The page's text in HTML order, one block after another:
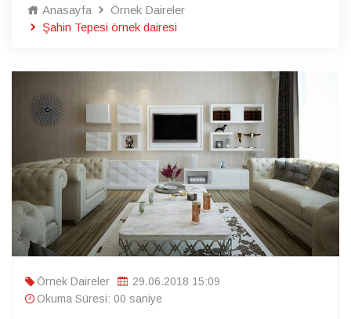
Anasayfa
Örnek Daireler
Şahin Tepesi örnek dairesi
Örnek Daireler
29.06.2018 15:09
Okuma Süresi: 00 saniye